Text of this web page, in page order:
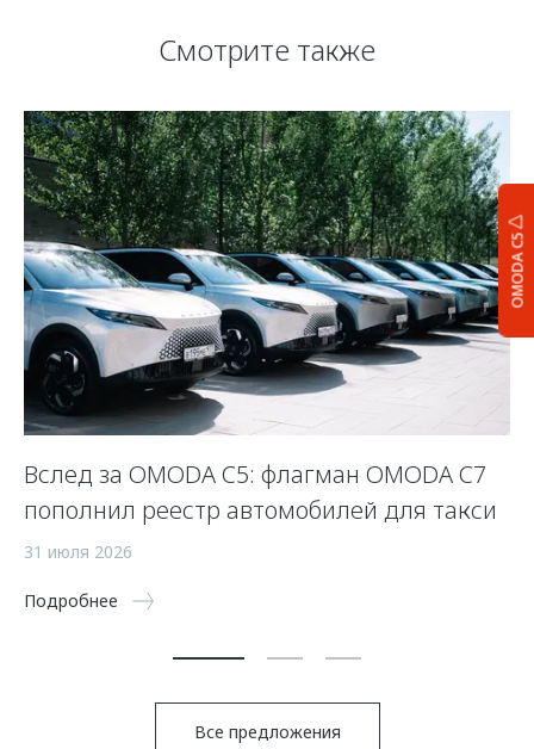
OMODA C5
Смотрите также
Вслед за OMODA C5: флагман OMODA C7
пополнил реестр автомобилей для такси
31 июля 2026
Подробнее
Все предложения